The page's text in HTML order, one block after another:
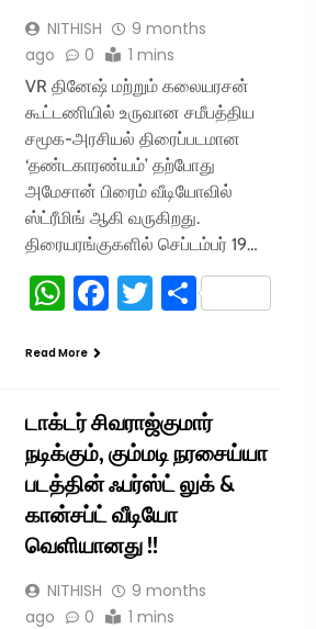
NITHISH
9 months
ago
0 1 mins
VR தினேஷ் மற்றும் கலையரசன்
கூட்டணியில் உருவான சமீபத்திய
சமூக-அரசியல் திரைப்படமான
‘தண்டகாரண்யம்’ தற்போது
அமேசான் பிரைம் வீடியோவில்
ஸ்ட்ரீமிங் ஆகி வருகிறது.
திரையரங்குகளில் செப்டம்பர் 19…
WhatsApp
Facebook
TwitterShare
Read More
டாக்டர் சிவராஜ்குமார்
நடிக்கும், கும்மடி நரசைய்யா
படத்தின் ஃபர்ஸ்ட் லுக் &
கான்சப்ட் வீடியோ
வெளியானது !!
NITHISH
9 months
ago
0 1 mins